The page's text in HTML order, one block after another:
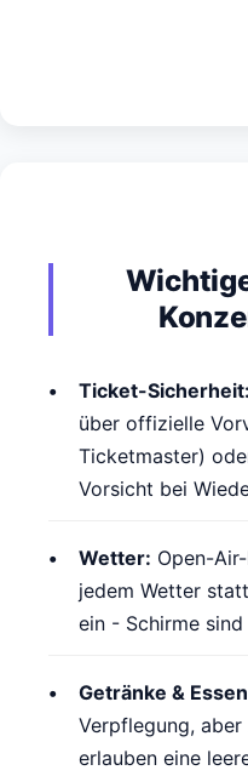
Ticket-Sicherheit:
über offizielle
Ticketmaster)
Vorsicht bei
Wetter: Open-
jedem Wetter
ein - Schirme
Getränke &
Verpflegung,
erlauben eine